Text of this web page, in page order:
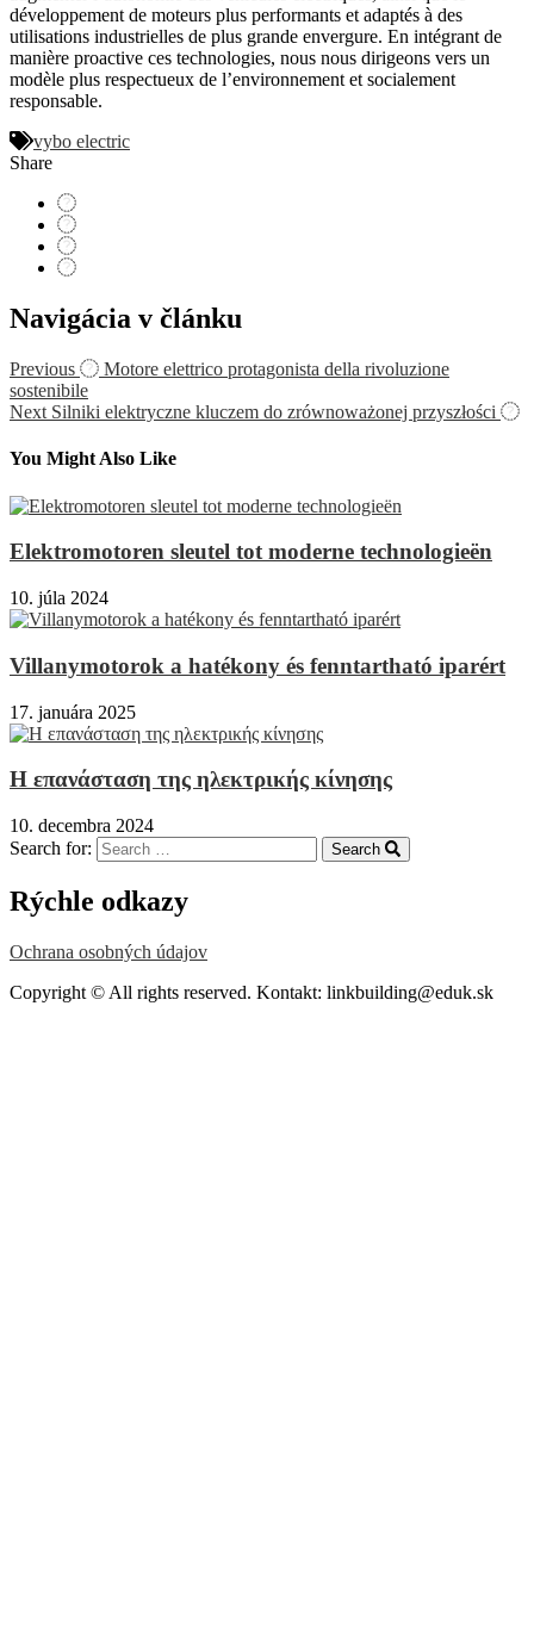
développement de moteurs plus performants et adaptés à des
utilisations industrielles de plus grande envergure. En intégrant de
manière proactive ces technologies, nous nous dirigeons vers un
modèle plus respectueux de l’environnement et socialement
responsable.
vybo electric
Share
Navigácia v článku
Previous
Motore elettrico protagonista della rivoluzione
sostenibile
Next Silniki elektryczne kluczem do zrównoważonej przyszłości
You Might Also Like
Elektromotoren sleutel tot moderne technologieën
10. júla 2024
Villanymotorok a hatékony és fenntartható iparért
17. januára 2025
Η επανάσταση της ηλεκτρικής κίνησης
10. decembra 2024
Search for:
Search
Rýchle odkazy
Ochrana osobných údajov
Copyright © All rights reserved. Kontakt: linkbuilding@eduk.sk